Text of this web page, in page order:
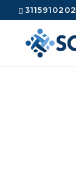
3115910202